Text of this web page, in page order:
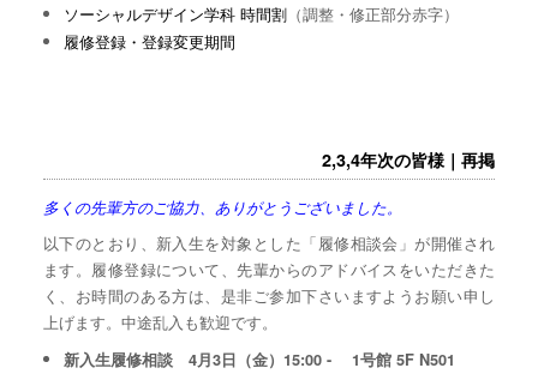
ソーシャルデザイン学科 時間割 （調整・修正部分赤字）
履修登録・登録変更期間
2,3,4年次の皆様｜再掲
多くの先輩方のご協力、ありがとうございました。
以下のとおり、新入生を対象とした「履修相談会」が開催され
ます。履修登録について、先輩からのアドバイスをいただきた
く、お時間のある方は、是非ご参加下さいますようお願い申し
上げます。中途乱入も歓迎です。
新入生履修相談 4月3日（金）15:00 - 1号館 5F N501